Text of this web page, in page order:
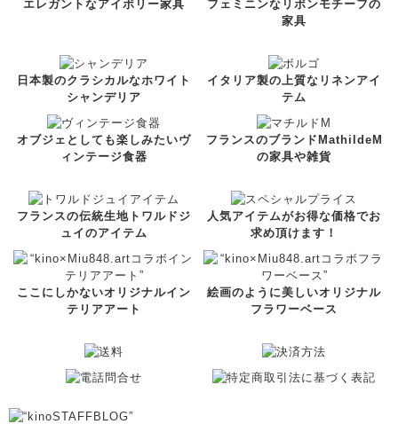
エレガントなアイボリー家具
フェミニンなリボンモチーフの
家具
日本製のクラシカルなホワイト
シャンデリア
イタリア製の上質なリネンアイ
テム
オブジェとしても楽しみたいヴ
ィンテージ食器
フランスのブランドMathildeM
の家具や雑貨
フランスの伝統生地トワルドジ
ュイのアイテム
人気アイテムがお得な価格でお
求め頂けます！
ここにしかないオリジナルイン
テリアアート
絵画のように美しいオリジナル
フラワーベース